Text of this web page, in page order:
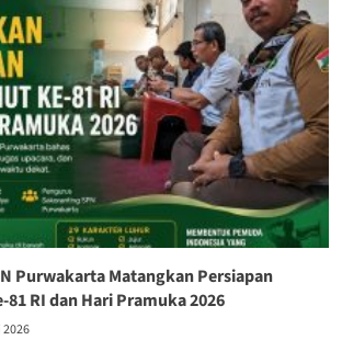
Purwakarta Matangkan Persiapan
81 RI dan Hari Pramuka 2026